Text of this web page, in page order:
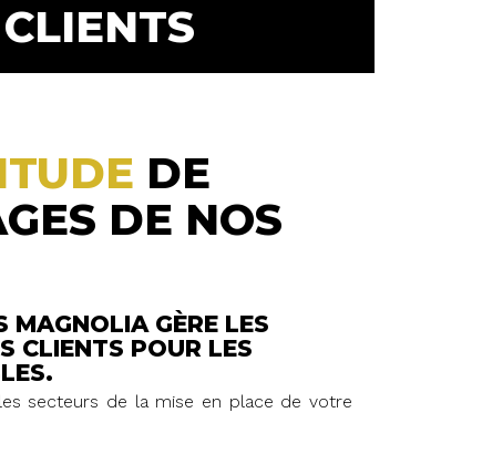
DE
DE NOS
MAGNOLIA GÈRE LES
CLIENTS POUR LES
secteurs de la mise en place de votre